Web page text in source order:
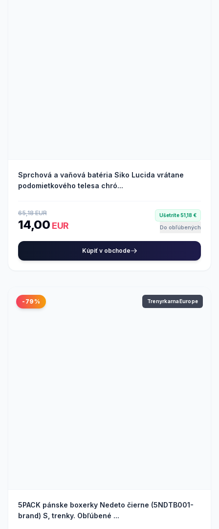
Sprchová a vaňová batéria Siko Lucida vrátane
podomietkového telesa chró...
65,18 EUR
14,00 EUR
Ušetríte 51,18 €
Do obľúbených
Kúpiť v obchode
-79% TrenyrkarnaEurope
5PACK pánske boxerky Nedeto čierne (5NDTB001-
brand) S, trenky. Obľúbené ...